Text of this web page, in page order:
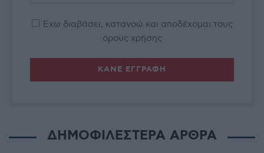
Έχω διαβάσει, κατανοώ και αποδέχομαι τους
όρους χρήσης
ΔΗΜΟΦΙΛΕΣΤΕΡΑ ΑΡΘΡΑ